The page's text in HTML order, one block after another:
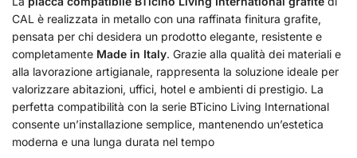
CAL è realizzata in metallo con una raffinata finitura grafite,
pensata per chi desidera un prodotto elegante, resistente e
completamente Made in Italy. Grazie alla qualità dei materiali e
alla lavorazione artigianale, rappresenta la soluzione ideale per
valorizzare abitazioni, uffici, hotel e ambienti di prestigio. La
perfetta compatibilità con la serie BTicino Living International
consente un’installazione semplice, mantenendo un’estetica
moderna e una lunga durata nel tempo